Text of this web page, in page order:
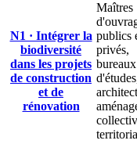
N1 · Intégrer la
biodiversité
dans les projets
de construction
et de
rénovation
Maîtres
publics
privés,
bureaux